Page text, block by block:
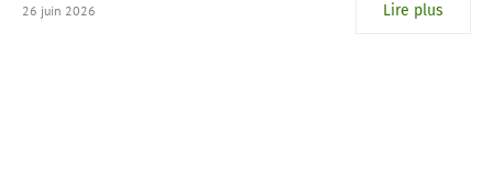
26 juin 2026 Lire plus